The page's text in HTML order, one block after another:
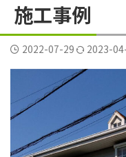
横須賀市三春町
横須賀市公郷町 横須
横須賀市平作 横須
横須賀市野比 横須賀
施工事例
2022-07-29 2023-